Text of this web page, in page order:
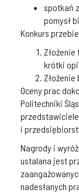
spotkań
pomysł
Konkurs
krótki
Złożenie
Oceny prac
Politechniki
i
Nagrody i
ustalana jest
nadesłanych